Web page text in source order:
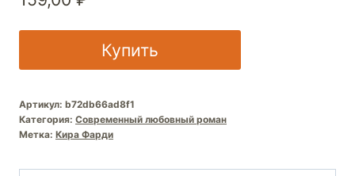
Купить
Артикул: b72db66ad8f1
Категория: Современный любовный роман
Метка: Кира Фарди